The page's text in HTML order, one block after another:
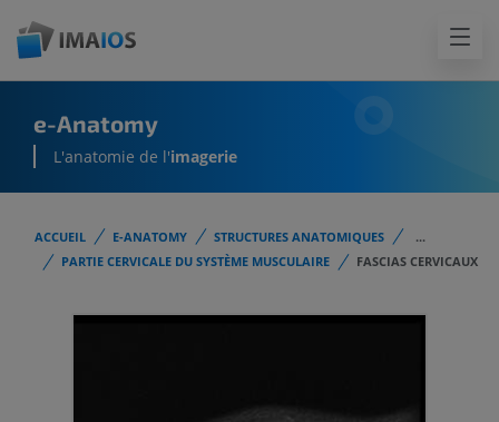
e-Anatomy
L'anatomie de l'imagerie
ACCUEIL E-ANATOMY STRUCTURES ANATOMIQUES
...
PARTIE CERVICALE DU SYSTÈME MUSCULAIRE
FASCIAS CERVICAUX